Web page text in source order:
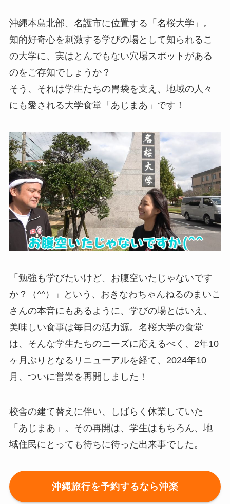
沖縄本島北部、名護市に位置する「名桜大学」。
知的好奇心を刺激する学びの場として知られるこ
の大学に、実はとんでもない穴場スポットがある
のをご存知でしょうか？
そう、それは学生たちの胃袋を支え、地域の人々
にも愛される大学食堂「あじまあ」です！
「勉強も学びたいけど、お腹空いたじゃないです
か？（^^）」という、おきなわちゃんねるのまいこ
さんの本音にもあるように、学びの場とはいえ、
美味しい食事は毎日の活力源。名桜大学の食堂
は、そんな学生たちのニーズに応えるべく、2年10
ヶ月ぶりとなるリニューアルを経て、2024年10
月、ついに営業を再開しました！
校舎の建て替えに伴い、しばらく休業していた
「あじまあ」。その再開は、学生はもちろん、地
域住民にとっても待ちに待った出来事でした。
沖縄旅行を予約するなら沖楽